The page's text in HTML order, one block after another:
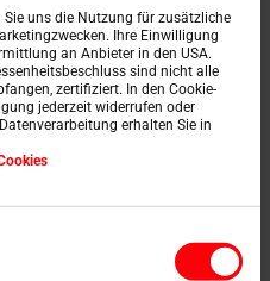
Sie uns die Nutzung für zusätzliche
Ihre Einwilligung
an Anbieter in den USA.
sind nicht alle
zertifiziert. In den Cookie-
jederzeit widerrufen oder
erhalten Sie in
prírodného prostredia